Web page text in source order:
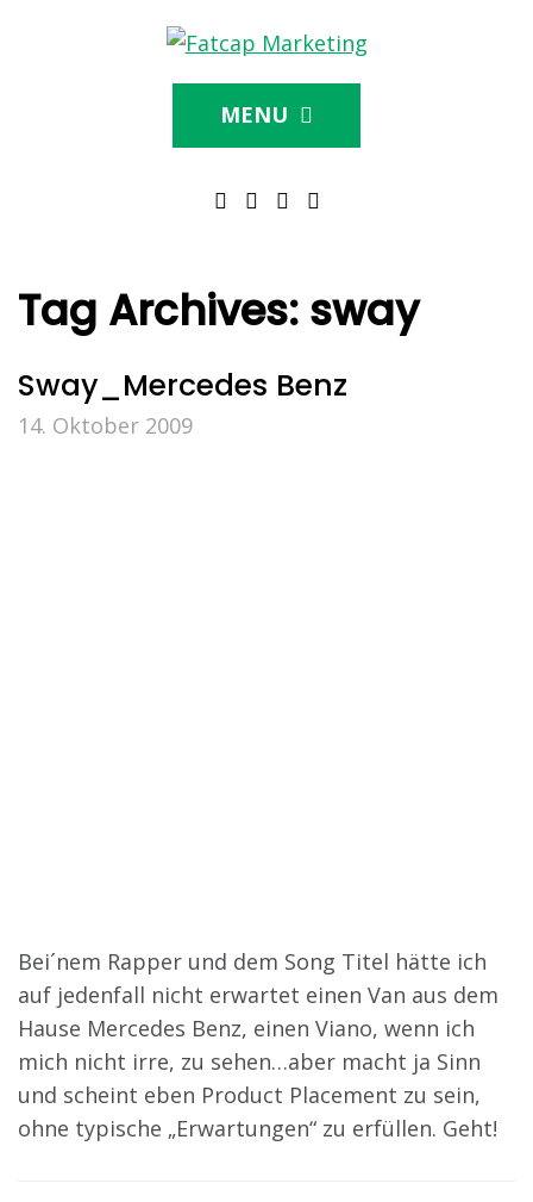
MENU
Tag Archives: sway
Sway_Mercedes Benz
14. Oktober 2009
Bei´nem Rapper und dem Song Titel hätte ich
auf jedenfall nicht erwartet einen Van aus dem
Hause Mercedes Benz, einen Viano, wenn ich
mich nicht irre, zu sehen…aber macht ja Sinn
und scheint eben Product Placement zu sein,
ohne typische „Erwartungen“ zu erfüllen. Geht!